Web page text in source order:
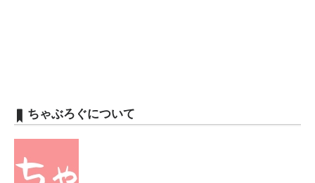
ちゃぶろぐについて